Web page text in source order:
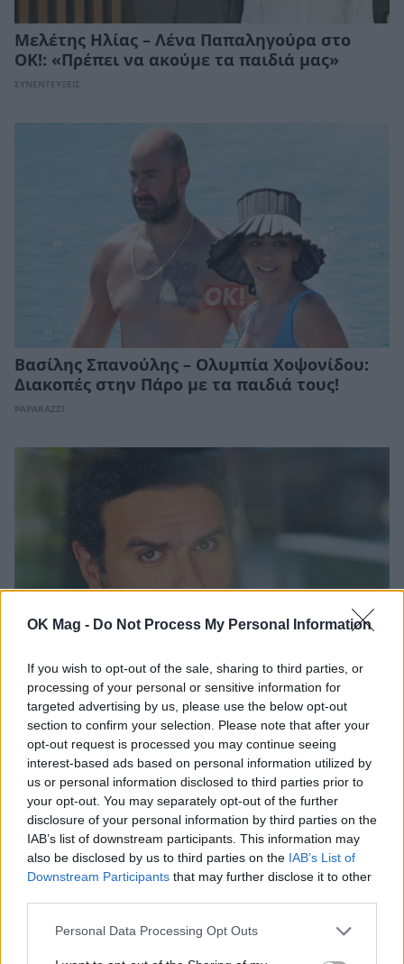
OK Mag - Do Not Process My Personal Information
If you wish to opt-out of the sale, sharing to third parties, or
processing of your personal or sensitive information for
targeted advertising by us, please use the below opt-out
section to confirm your selection. Please note that after your
opt-out request is processed you may continue seeing
interest-based ads based on personal information utilized by
us or personal information disclosed to third parties prior to
your opt-out. You may separately opt-out of the further
disclosure of your personal information by third parties on the
IAB’s list of downstream participants. This information may
also be disclosed by us to third parties on the IAB’s List of
Downstream Participants that may further disclose it to other
Personal Data Processing Opt Outs
Μελέτης Ηλίας – Λένα Παπαληγούρα στο
ΟΚ!: «Πρέπει να ακούμε τα παιδιά μας»
ΣΥΝΕΝΤΕΥΞΕΙΣ
Βασίλης Σπανούλης – Ολυμπία Χοψονίδου:
Διακοπές στην Πάρο με τα παιδιά τους!
PAPARAZZI
Μελέτης Ηλίας στο ΟΚ!: «Κάνω σχεδόν 10
χρόνια ψυχοθεραπεία και με έχει βοηθήσει
πάρα πολύ. Σταμάτησα να είμαι τόσο
εγωιστής»